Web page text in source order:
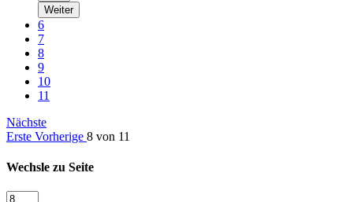
Weiter
6
7
8
9
10
11
Nächste
Erste Vorherige 8 von 11
Wechsle zu Seite